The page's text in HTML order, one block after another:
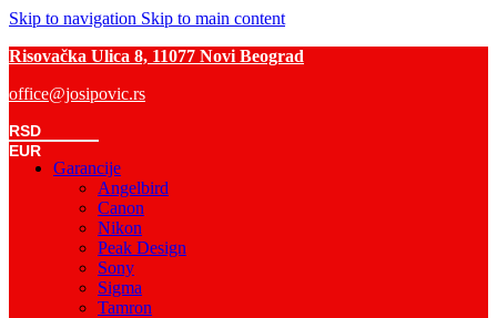
Skip to navigation Skip to main content
Risovačka Ulica 8, 11077 Novi Beograd
office@josipovic.rs
RSD
EUR
Garancije
Angelbird
Canon
Nikon
Peak Design
Sony
Sigma
Tamron